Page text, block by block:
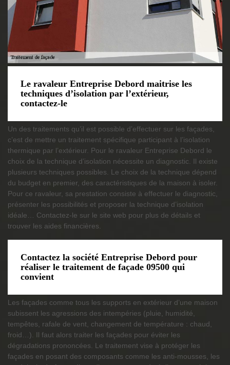
Le ravaleur Entreprise Debord maitrise les
techniques d’isolation par l’extérieur,
contactez-le
Un des traitements qu’il est possible d’effectuer sur les façades,
c’est de mettre un traitement spécifique participant à l’isolation
thermique par l’extérieur. Pour le ravaleur Entreprise Debord le
choix de la technique d’isolation nécessite un diagnostic. Il existe
plusieurs techniques possibles. Le choix de la technique dépend
du budget en premier, des caractéristiques de la maison à isoler.
Pour ce ravaleur, sa prestation consiste à effectuer le diagnostic,
présenter les possibilités et proposer la technique d’isolation
idéale… Contactez-le sur le site web pour plus de détails et
trouver les aides financières.
Contactez la société Entreprise Debord pour
réaliser le traitement de façade 09500 qui
convient
Les façades comme tous les supports en extérieur d’une maison
subissent les agressions des intempéries (pluie, humidité,
tempêtes, rafale de vent, changement de température : chaud,
froid…). Il faut alors traiter les façades pour éviter les
dégradations prononcées. Le traitement vise à protéger les
façades en posant des composants comme les anti-mousses, les